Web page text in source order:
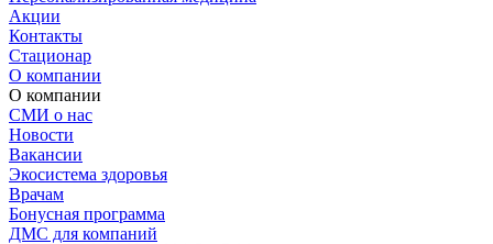
Акции
Контакты
Стационар
О компании
О компании
СМИ о нас
Новости
Вакансии
Экосистема здоровья
Врачам
Бонусная программа
ДМС для компаний